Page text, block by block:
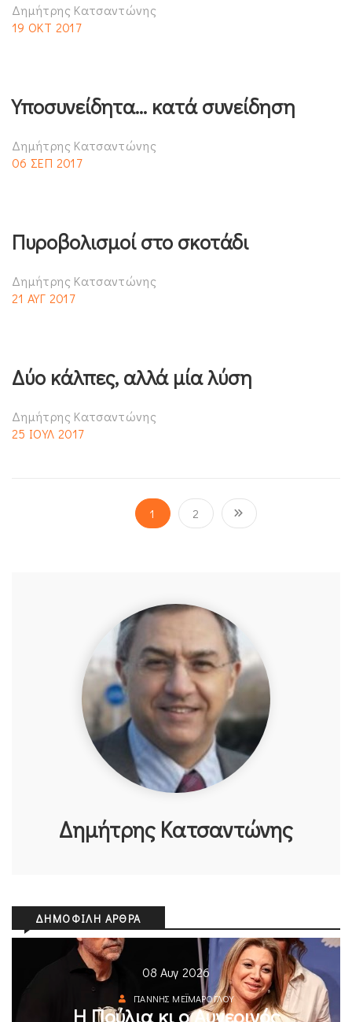
Δημήτρης Κατσαντώνης
19 ΟΚΤ 2017
Υποσυνείδητα… κατά συνείδηση
Δημήτρης Κατσαντώνης
06 ΣΕΠ 2017
Πυροβολισμοί στο σκοτάδι
Δημήτρης Κατσαντώνης
21 ΑΥΓ 2017
Δύο κάλπες, αλλά μία λύση
Δημήτρης Κατσαντώνης
25 ΙΟΥΛ 2017
1 2
Δημήτρης Κατσαντώνης
ΔΗΜΟΦΙΛΉ ΆΡΘΡΑ
08 Αυγ 2026
ΓΙΆΝΝΗΣ ΜΕΪΜΆΡΟΓΛΟΥ
Η Πούλια κι ο Αυγερινός